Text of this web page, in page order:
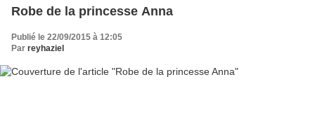
Robe de la princesse Anna
Publié le 22/09/2015 à 12:05
Par reyhaziel